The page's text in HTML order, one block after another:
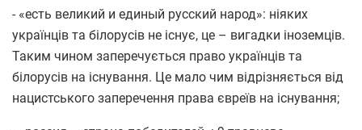
- «есть великий и единый русский народ»: ніяких
українців та білорусів не існує, це – вигадки іноземців.
Таким чином заперечується право українців та
білорусів на існування. Це мало чим відрізняється від
нацистського заперечення права євреїв на існування;